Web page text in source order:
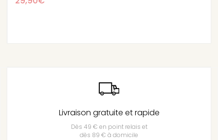
Livraison gratuite et rapide
Dès 49 € en point relais et
dès 89 € à domicile